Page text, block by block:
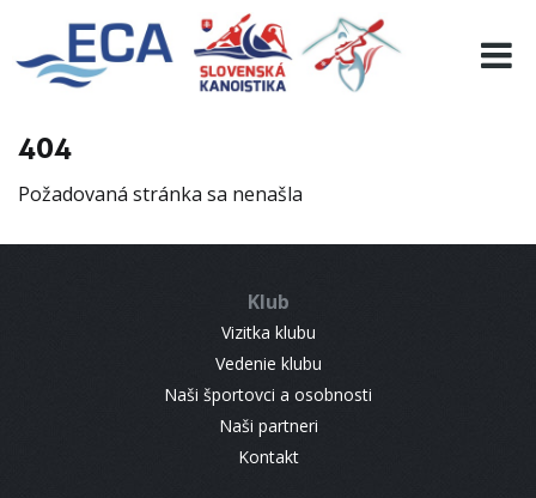
404
Požadovaná stránka sa nenašla
Klub
Vizitka klubu
Vedenie klubu
Naši športovci a osobnosti
Naši partneri
Kontakt
EURO 19
INFO
RESULTS
CONTACT